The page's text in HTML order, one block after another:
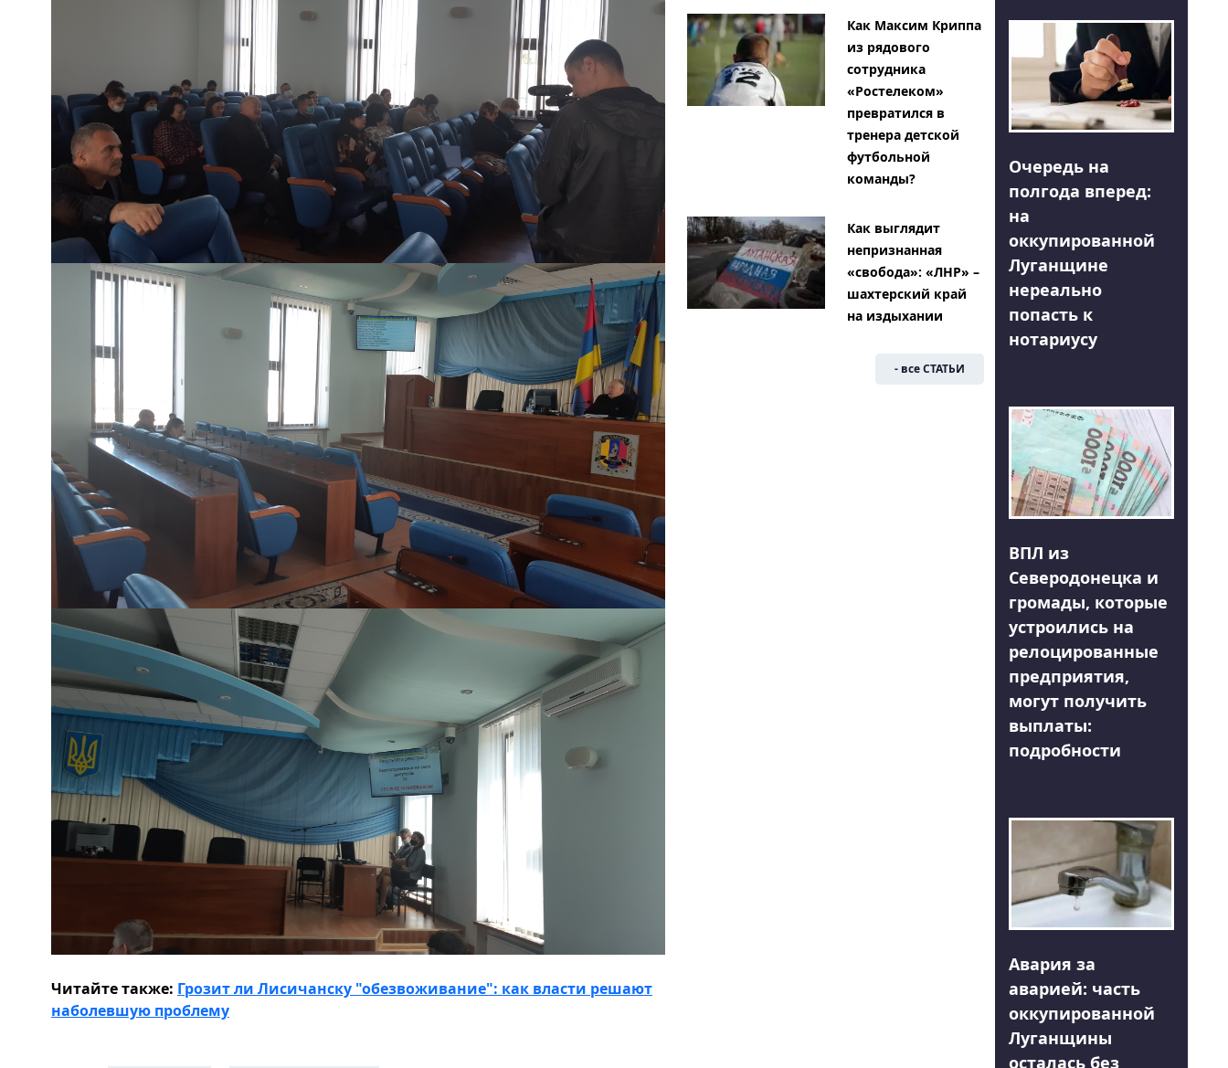
Читайте также: Грозит ли Лисичанску "обезвоживание": как власти решают
наболевшую проблему
Как Максим Криппа
из рядового
сотрудника
«Ростелеком»
превратился в
тренера детской
футбольной
команды?
Как выглядит
непризнанная
«свобода»: «ЛНР» –
шахтерский край
на издыхании
- все СТАТЬИ
Очередь на
полгода вперед:
на
оккупированной
Луганщине
нереально
попасть к
нотариусу
ВПЛ из
Северодонецка и
громады, которые
устроились на
релоцированные
предприятия,
могут получить
выплаты:
подробности
Авария за
аварией: часть
оккупированной
Луганщины
осталась без